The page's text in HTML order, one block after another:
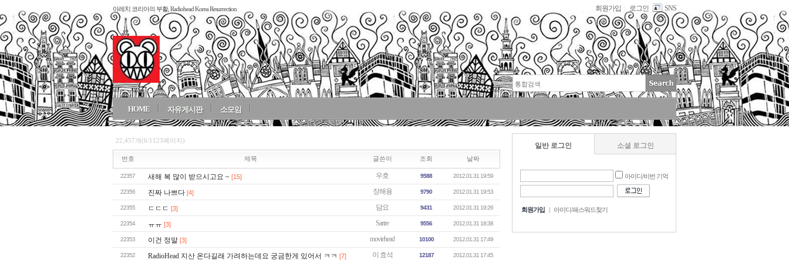
아레치 코리아의 부활, Radiohead Korea Resurrection 회원가입 로그인 SNS
HOME 자유게시판 소모임
22,457개(6/1123페이지)
번호 제목 글쓴이 조회 날짜
22357 새해 복 많이 받으시고요 ~ [15] 우호 9588 2012.01.31 19:59
22356 진짜 나쁘다 [4] 장해용 9790 2012.01.31 19:53
22355 ㄷㄷㄷ [3] 담요 9431 2012.01.31 19:26
22354 ㅠㅠ [3] Sartre 9556 2012.01.31 18:38
22353 이건 정말 [3] moviehead 10100 2012.01.31 17:49
22352 RadioHead 지산 온다길래 가려하는데요 궁금한게 있어서 ㅋㅋ [7] 이 효석 12187 2012.01.31 17:45
일반 로그인 소셜 로그인
아이디/비번 기억
회원가입 | 아이디/패스워드찾기